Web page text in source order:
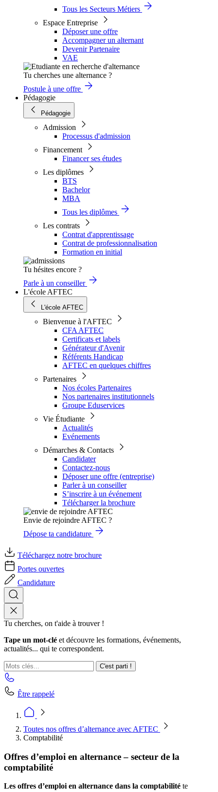
Tous les Secteurs Métiers
Espace Entreprise
Déposer une offre
Accompagner un alternant
Devenir Partenaire
VAE
Tu cherches une alternance ?
Postule à une offre
Pédagogie
Pédagogie
Admission
Processus d'admission
Financement
Financer ses études
Les diplômes
BTS
Bachelor
MBA
Tous les diplômes
Les contrats
Contrat d'apprentissage
Contrat de professionnalisation
Formation en initial
Tu hésites encore ?
Parle à un conseiller
L'école AFTEC
L'école AFTEC
Bienvenue à l'AFTEC
CFA AFTEC
Certificats et labels
Générateur d'Avenir
Référents Handicap
AFTEC en quelques chiffres
Partenaires
Nos écoles Partenaires
Nos partenaires institutionnels
Groupe Eduservices
Vie Étudiante
Actualités
Evénements
Démarches & Contacts
Candidater
Contactez-nous
Déposer une offre (entreprise)
Parler à un conseiller
S’inscrire à un événement
Télécharger la brochure
Envie de rejoindre AFTEC ?
Dépose ta candidature
Téléchargez notre brochure
Portes ouvertes
Candidature
Tu cherches, on t'aide à trouver !
Tape un mot-clé et découvre les formations, événements,
actualités... qui te correspondent.
C'est parti !
Être rappelé
Toutes nos offres d’alternance avec AFTEC
Comptabilité
Offres d’emploi en alternance – secteur de la
comptabilité
Les offres d’emploi en alternance dans la comptabilité te